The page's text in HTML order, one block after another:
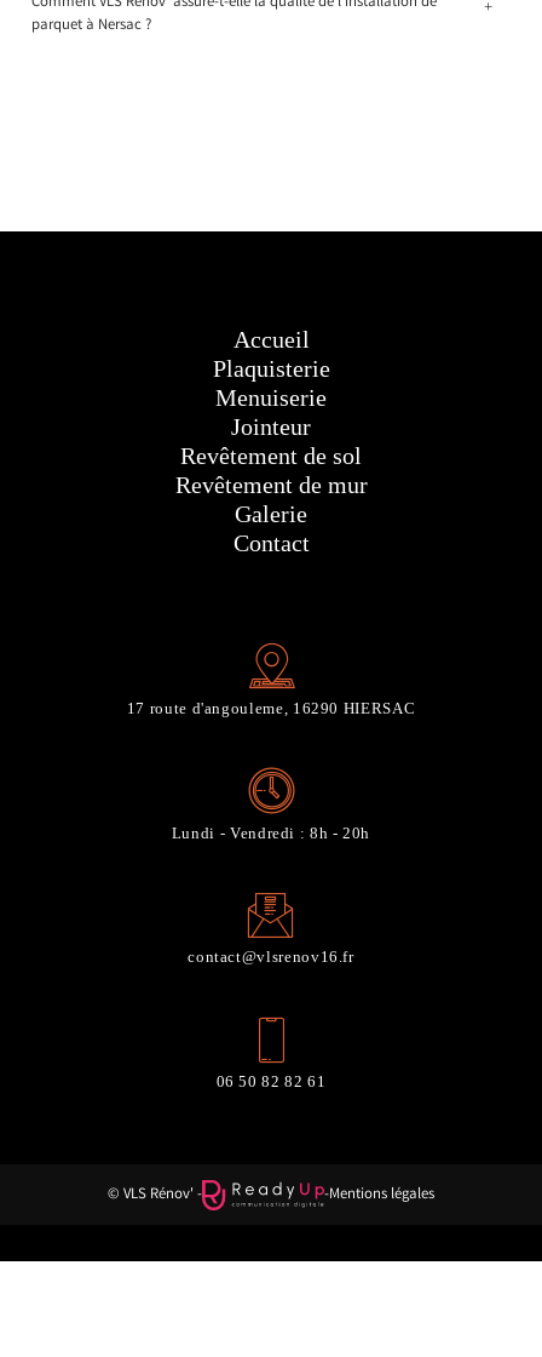
parquet à Nersac ?
+
Accueil
Plaquisterie
Menuiserie
Jointeur
Revêtement de sol
Revêtement de mur
Galerie
Contact
17 route d'angouleme, 16290 HIERSAC
Lundi - Vendredi : 8h - 20h
contact@vlsrenov16.fr
06 50 82 82 61
© VLS Rénov' - -Mentions légales